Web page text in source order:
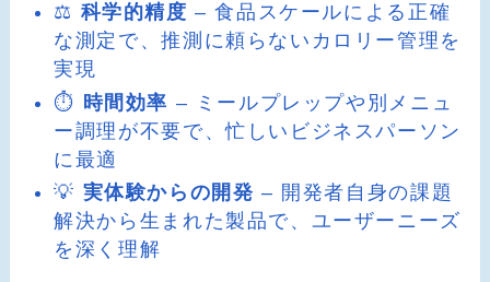
⚖️ 科学的精度 – 食品スケールによる正確
な測定で、推測に頼らないカロリー管理を
実現
⏱️ 時間効率 – ミールプレップや別メニュ
ー調理が不要で、忙しいビジネスパーソン
に最適
💡 実体験からの開発 – 開発者自身の課題
解決から生まれた製品で、ユーザーニーズ
を深く理解